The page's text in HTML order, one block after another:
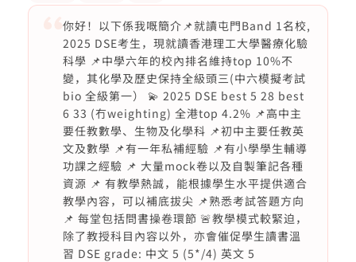
你好！以下係我嘅簡介📌就讀屯門Band 1名校,
2025 DSE考生，現就讀香港理工大學醫療化驗
科學 📌中學六年的校內排名維持top 10%不
變，其化學及歷史保持全級頭三(中六模擬考試
bio 全級第一） 💫 2025 DSE best 5 28 best
6 33 (冇weighting) 全港top 4.2% 📌高中主
要任教數學、生物及化學科 📌初中主要任教英
文及數學 📌有一年私補經驗 📌有小學學生輔導
功課之經驗 📌 大量mock卷以及自製筆記各種
資源 📌 有教學熱誠，能根據學生水平提供適合
教學內容，可以補底拔尖 📌熟悉考試答題方向
📌 每堂包括問書操卷環節 🚨教學模式較緊迫，
除了教授科目內容以外，亦會催促學生讀書溫
習 DSE grade: 中文 5 (5*/4) 英文 5